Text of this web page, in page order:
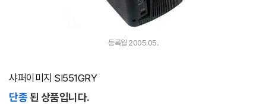
등록월 2005.05.
샤퍼이미지 SI551GRY
단종된 상품입니다.